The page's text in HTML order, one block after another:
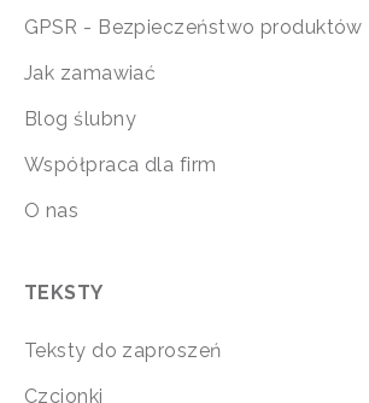
GPSR - Bezpieczeństwo produktów
Jak zamawiać
Blog ślubny
Współpraca dla firm
O nas
TEKSTY
Teksty do zaproszeń
Czcionki